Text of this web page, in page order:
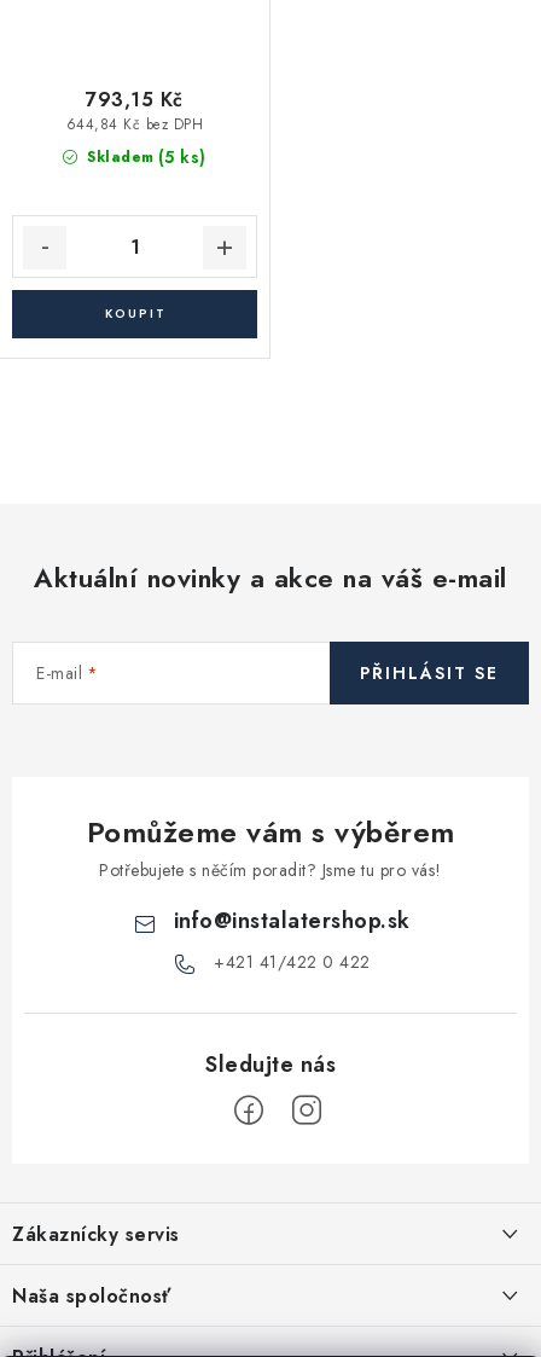
Skladem (5 ks)
644,84 Kč bez DPH
793,15 Kč
í
r
Aktuální novinky a akce na váš e-mail
E-mail PŘIHLÁSIT SE
Pomůžeme vám s výběrem
Potřebujete s něčím poradit? Jsme tu pro vás!
info@instalatershop.sk
+421 41/422 0 422
p
a
í
Zákaznícky servis
Poštovné a doprava
Naša spoločnosť
Stabilní společnost od roku 2009